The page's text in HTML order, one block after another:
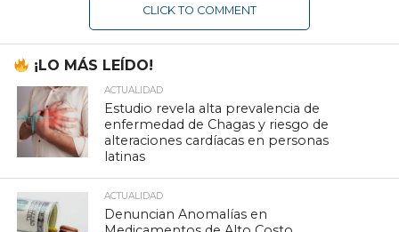
CLICK TO COMMENT
¡LO MÁS LEÍDO!
ACTUALIDAD
Estudio revela alta prevalencia de
enfermedad de Chagas y riesgo de
alteraciones cardíacas en personas
latinas
ACTUALIDAD
Denuncian Anomalías en